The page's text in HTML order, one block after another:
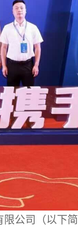
公司（以下